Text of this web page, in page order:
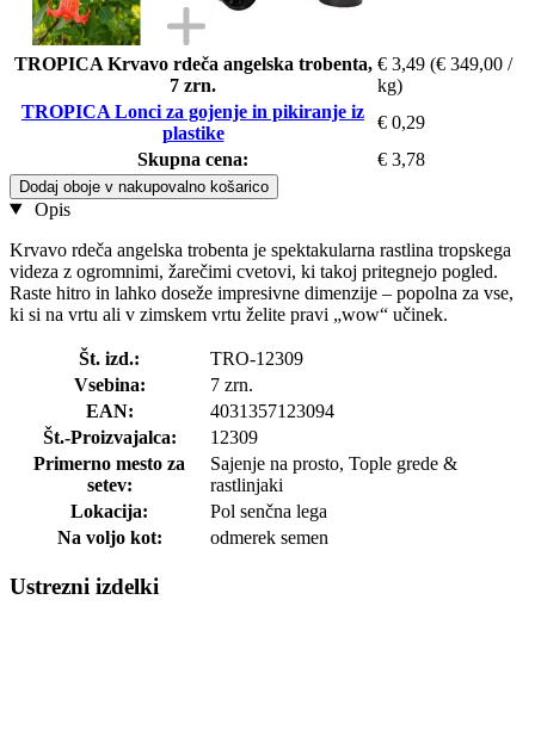
TROPICA Krvavo rdeča angelska trobenta,
7 zrn.
€ 3,49 (€ 349,00 /
kg)
TROPICA Lonci za gojenje in pikiranje iz
plastike
€ 0,29
Skupna cena:
€ 3,78
Dodaj oboje v nakupovalno košarico
Opis
Krvavo rdeča angelska trobenta je spektakularna rastlina tropskega
videza z ogromnimi, žarečimi cvetovi, ki takoj pritegnejo pogled.
Raste hitro in lahko doseže impresivne dimenzije – popolna za vse,
ki si na vrtu ali v zimskem vrtu želite pravi „wow“ učinek.
Št. izd.:
TRO-12309
Vsebina:
7 zrn.
EAN:
4031357123094
Št.-Proizvajalca:
12309
Primerno mesto za
setev:
Sajenje na prosto, Tople grede &
rastlinjaki
Lokacija:
Pol senčna lega
Na voljo kot:
odmerek semen
Ustrezni izdelki